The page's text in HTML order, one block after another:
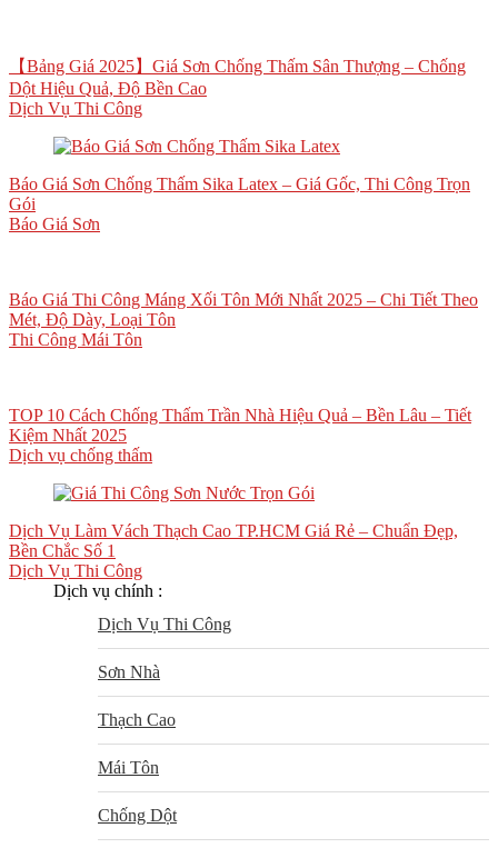
【Bảng Giá 2025】Giá Sơn Chống Thấm Sân Thượng – Chống
Dột Hiệu Quả, Độ Bền Cao
Dịch Vụ Thi Công
Báo Giá Sơn Chống Thấm Sika Latex – Giá Gốc, Thi Công Trọn
Gói
Báo Giá Sơn
Báo Giá Thi Công Máng Xối Tôn Mới Nhất 2025 – Chi Tiết Theo
Mét, Độ Dày, Loại Tôn
Thi Công Mái Tôn
TOP 10 Cách Chống Thấm Trần Nhà Hiệu Quả – Bền Lâu – Tiết
Kiệm Nhất 2025
Dịch vụ chống thấm
Dịch Vụ Làm Vách Thạch Cao TP.HCM Giá Rẻ – Chuẩn Đẹp,
Bền Chắc Số 1
Dịch Vụ Thi Công
Dịch vụ chính :
Dịch Vụ Thi Công
Sơn Nhà
Thạch Cao
Mái Tôn
Chống Dột